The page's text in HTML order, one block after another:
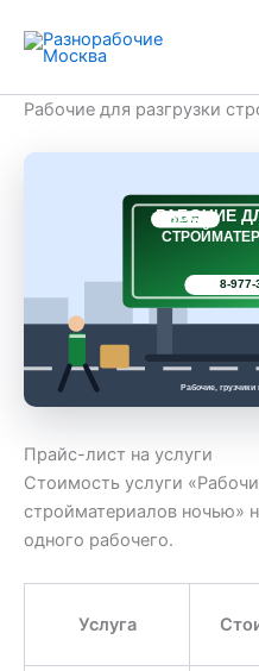
содержимому
Рабочие для разгрузки
РАБ 77
РАБОЧИЕ
8-977-
Рабочие,
Прайс-лист на услуги
Стоимость услуги
стройматериалов ночью»
одного рабочего.
Услуга